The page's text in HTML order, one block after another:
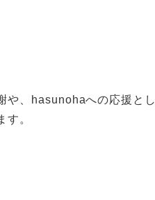
や、hasunohaへの応援とし
。